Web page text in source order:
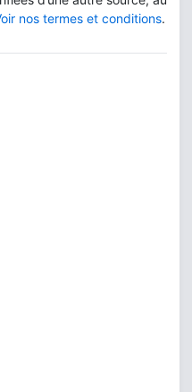
nos termes et conditions.